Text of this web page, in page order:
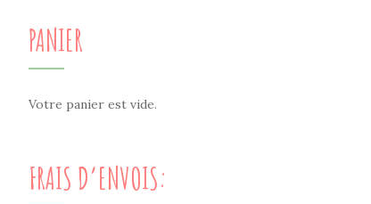
PANIER
Votre panier est vide.
FRAIS D’ENVOIS: